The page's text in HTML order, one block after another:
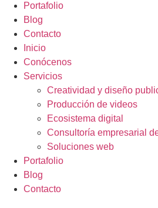
Portafolio
Blog
Contacto
Inicio
Conócenos
Servicios
Creatividad y diseño
Producción de videos
Ecosistema digital
Consultoría empresarial
Soluciones web
Portafolio
Blog
Contacto